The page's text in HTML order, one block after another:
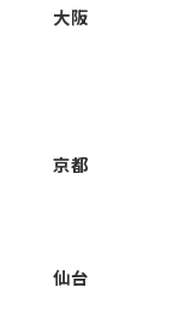
大阪
京都
仙台